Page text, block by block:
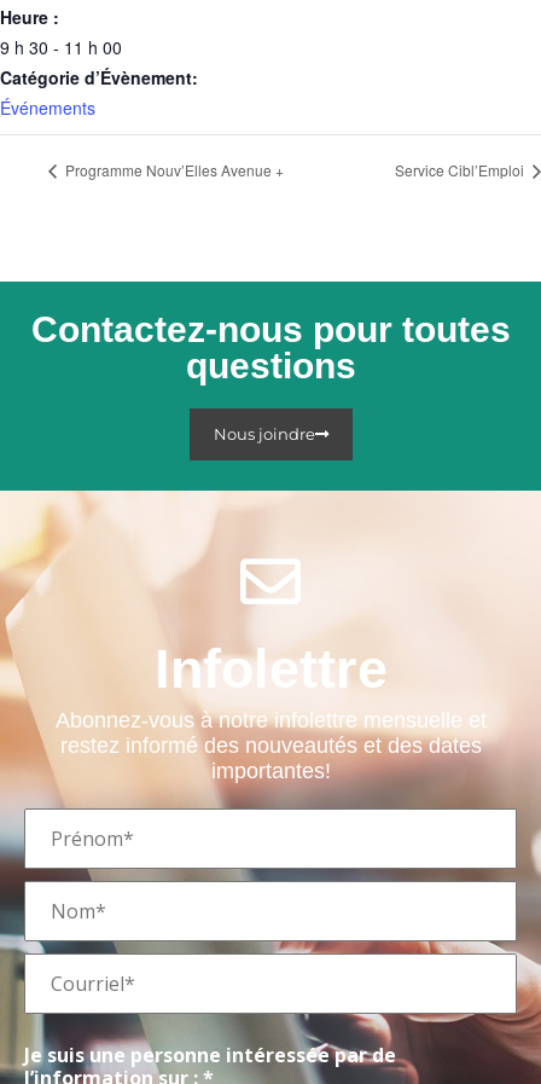
Heure :
9 h 30 - 11 h 00
Catégorie d’Évènement:
Événements
Programme Nouv’Elles Avenue + Service Cibl’Emploi
Contactez-nous pour toutes
questions
Nous joindre
Infolettre
Abonnez-vous à notre infolettre mensuelle et
restez informé des nouveautés et des dates
importantes!
Je suis une personne intéressée par de
l’information sur : *